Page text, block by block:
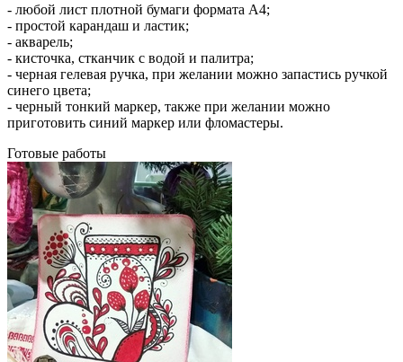
- любой лист плотной бумаги формата А4;
- простой карандаш и ластик;
- акварель;
- кисточка, стканчик с водой и палитра;
- черная гелевая ручка, при желании можно запастись ручкой
синего цвета;
- черный тонкий маркер, также при желании можно
приготовить синий маркер или фломастеры.
Готовые работы